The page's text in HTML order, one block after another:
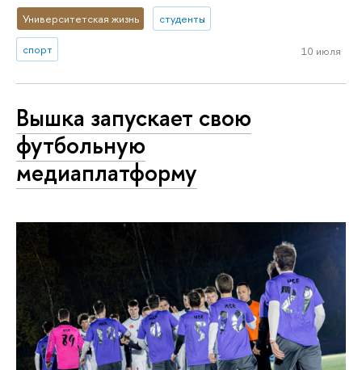
Университетская жизнь студенты
спорт 10 июля
Вышка запускает свою
футбольную
медиаплатформу